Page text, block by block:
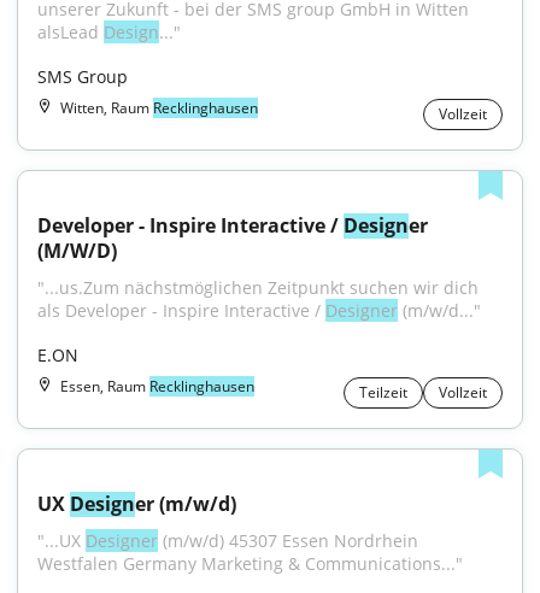
unserer Zukunft - bei der SMS group GmbH in Witten
alsLead Design..."
SMS Group
Witten, Raum Recklinghausen Vollzeit
Developer - Inspire Interactive / Designer
(M/W/D)
"...us.Zum nächstmöglichen Zeitpunkt suchen wir dich
als Developer - Inspire Interactive / Designer (m/w/d..."
E.ON
Essen, Raum Recklinghausen Teilzeit Vollzeit
UX Designer (m/w/d)
"...UX Designer (m/w/d) 45307 Essen Nordrhein
Westfalen Germany Marketing & Communications..."